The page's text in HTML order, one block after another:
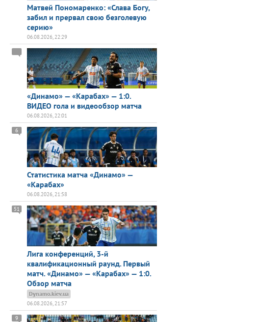
Матвей Пономаренко: «Слава Богу,
забил и прервал свою безголевую
серию»
06.08.2026, 22:29
«Динамо» — «Карабах» — 1:0.
ВИДЕО гола и видеообзор матча
06.08.2026, 22:01
Статистика матча «Динамо» —
«Карабах»
6
06.08.2026, 21:58
Лига конференций, 3-й
квалификационный раунд. Первый
матч. «Динамо» — «Карабах» — 1:0.
Обзор матча
51
Dynamo.kiev.ua
06.08.2026, 21:57
9